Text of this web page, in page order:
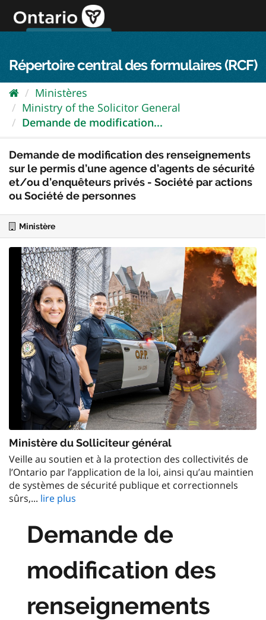
directement
au
Répertoire central des formulaires (RCF)
Ministères
Ministry of the Solicitor General
Demande de modification...
Demande de modification des renseignements
sur le permis d’une agence d’agents de sécurité
et/ou d’enquêteurs privés - Société par actions
ou Société de personnes
Ministère
Ministère du Solliciteur général
Veille au soutien et à la protection des collectivités de
l’Ontario par l’application de la loi, ainsi qu’au maintien
de systèmes de sécurité publique et correctionnels
sûrs,... lire plus
Demande de
modification des
renseignements